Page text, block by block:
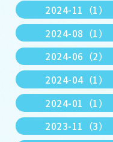
2024-11（1）
2024-08（1）
2024-06（2）
2024-04（1）
2024-01（1）
2023-11（3）